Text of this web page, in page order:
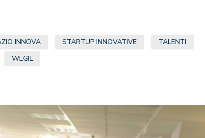
INNOVA STARTUP INNOVATIVE
TALENTI
WEGIL